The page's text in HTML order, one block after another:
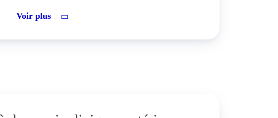
Voir plus